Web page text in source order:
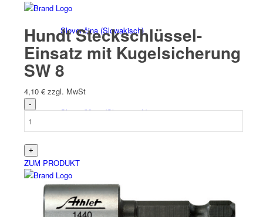
Slovenčina(Slowakisch)
Slovenščina(Slowenisch)
Español(Spanisch
Hundt Steckschlüssel-
Einsatz mit Kugelsicherung
SW 8
4,10 € zzgl. MwSt
ZUM PRODUKT